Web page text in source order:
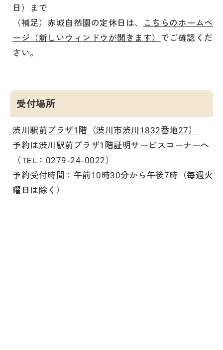
日）まで
（補足）赤城自然園の定休日は、
こちらのホームペ
ージ（新しいウィンドウが開きます） でご確認くだ
さい。
受付場所
渋川駅前プラザ1階（渋川市渋川1832番地27）
予約は渋川駅前プラザ1階証明サービスコーナーへ
（TEL：0279-24-0022）
予約受付時間：午前10時30分から午後7時（毎週火
曜日は除く）